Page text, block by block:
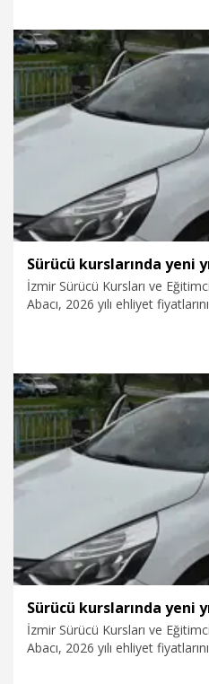
7.11.2025 Ekonomi
Sürücü kurslarında yeni
İzmir Sürücü Kursları ve
Abacı, 2026 yılı ehliyet
25,49 oranında zamlanacak.
ehliyet fiyatı. Bu doğrultuda
toplam miktarda yüzde 45
7.11.2025 Video
Sürücü kurslarında yeni
İzmir Sürücü Kursları ve
Abacı, 2026 yılı ehliyet